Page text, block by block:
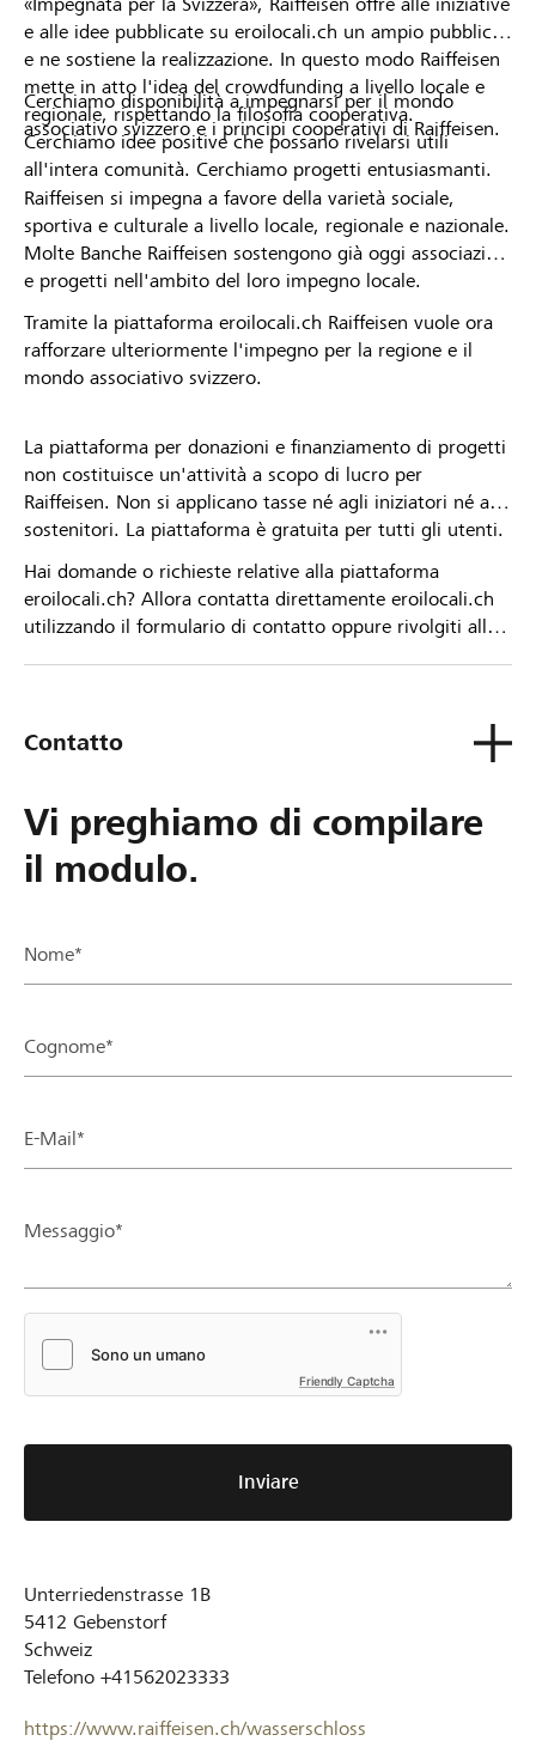
e alle idee pubblicate su eroilocali.ch un ampio pubblico
e ne sostiene la realizzazione. In questo modo Raiffeisen
mette in atto l'idea del crowdfunding a livello locale e
regionale, rispettando la filosofia cooperativa.
Cerchiamo idee positive che possano rivelarsi utili
all'intera comunità. Cerchiamo progetti entusiasmanti.
Cerchiamo disponibilità a impegnarsi per il mondo
associativo svizzero e i principi cooperativi di Raiffeisen.
Raiffeisen si impegna a favore della varietà sociale,
sportiva e culturale a livello locale, regionale e nazionale.
Molte Banche Raiffeisen sostengono già oggi associazioni
e progetti nell'ambito del loro impegno locale.
Tramite la piattaforma eroilocali.ch Raiffeisen vuole ora
rafforzare ulteriormente l'impegno per la regione e il
mondo associativo svizzero.
La piattaforma per donazioni e finanziamento di progetti
non costituisce un'attività a scopo di lucro per
Raiffeisen. Non si applicano tasse né agli iniziatori né ai
sostenitori. La piattaforma è gratuita per tutti gli utenti.
Hai domande o richieste relative alla piattaforma
eroilocali.ch? Allora contatta direttamente eroilocali.ch
utilizzando il formulario di contatto oppure rivolgiti alla
Contatto
Vi preghiamo di compilare
il modulo.
Nome*
Cognome*
E-Mail*
Messaggio*
Friendly Captcha
Inviare
Unterriedenstrasse 1B
5412 Gebenstorf
Schweiz
Telefono +41562023333
https://www.raiffeisen.ch/wasserschloss